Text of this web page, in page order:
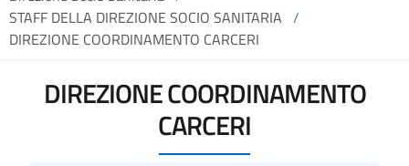
STAFF DELLA DIREZIONE SOCIO SANITARIA /
DIREZIONE COORDINAMENTO CARCERI
DIREZIONE COORDINAMENTO
CARCERI